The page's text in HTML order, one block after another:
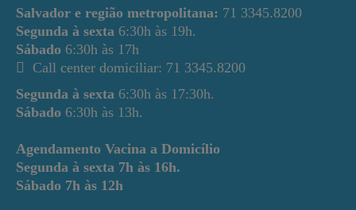
Salvador e região metropolitana: 71 3345.8200
Segunda à sexta 6:30h às 19h.
Sábado 6:30h às 17h
Call center domiciliar: 71 3345.8200
Segunda à sexta 6:30h às 17:30h.
Sábado 6:30h às 13h.
Agendamento Vacina a Domicílio
Segunda à sexta 7h às 16h.
Sábado 7h às 12h